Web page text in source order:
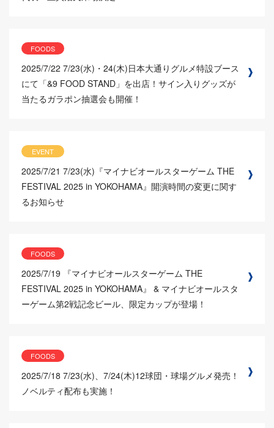
FOODS
2025/7/22 7/23(水)・24(木)日本大通りグルメ特設ブース
にて「&9 FOOD STAND」を出店！サイン入りグッズが
当たるガラポン抽選会も開催！
EVENT
2025/7/21 7/23(水)『マイナビオールスターゲーム THE
FESTIVAL 2025 in YOKOHAMA』開演時間の変更に関す
るお知らせ
FOODS
2025/7/19
『マイナビオールスターゲーム THE
FESTIVAL 2025 in YOKOHAMA』 & マイナビオールスタ
ーゲーム第2戦記念ビール、限定カップが登場！
FOODS
2025/7/18 7/23(水)、7/24(木)12球団・球場グルメ発売！
ノベルティ配布も実施！